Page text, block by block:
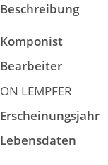
Beschreibung
Komponist
Bearbeiter
ON LEMPFER
Erscheinungsjahr
Lebensdaten